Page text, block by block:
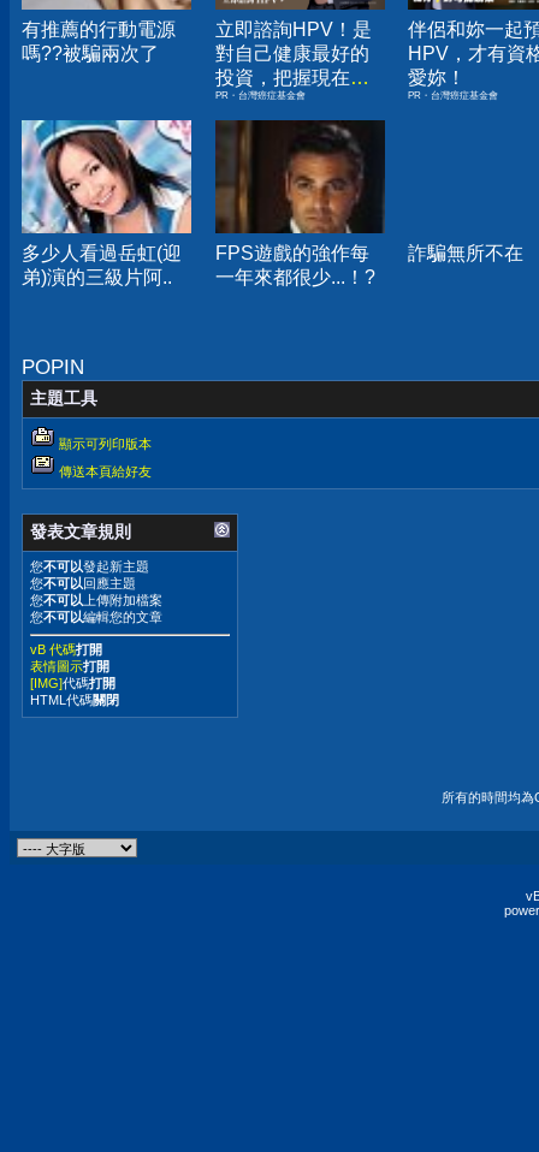
有推薦的行動電源
嗎??被騙兩次了
立即諮詢HPV！是
對自己健康最好的
投資，把握現在不
嫌晚！
PR・台灣癌症基金會
伴侶和妳一起
HPV，才有資
愛妳！
PR・台灣癌症基金會
多少人看過岳虹(迎
弟)演的三級片阿..
FPS遊戲的強作每
一年來都很少...！?
詐騙無所不在
POPIN
主題工具
顯示可列印版本
傳送本頁給好友
發表文章規則
您不可以發起新主題
您不可以 回應主題
您不可以 上傳附加檔案
您不可以編輯您的文章
vB 代碼打開
表情圖示打開
[IMG]代碼打開
HTML代碼關閉
所有的時間均為